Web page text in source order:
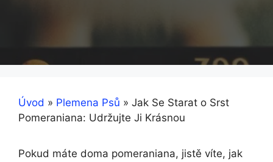
Úvod » Plemena Psů » Jak Se Starat o Srst
Pomeraniana: Udržujte Ji Krásnou
Pokud máte doma pomeraniana, jistě víte, jak